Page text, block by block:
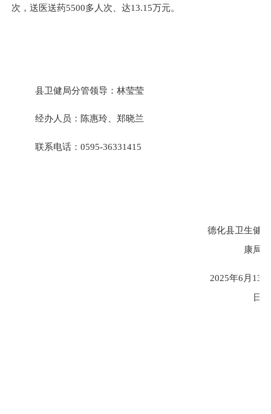
次，送医送药5500多人次、达13.15万元。
县卫健局分管领导：林莹莹
经办人员：陈惠玲、郑晓兰
联系电话： 0595-36331415
德化县卫生健
康局
2025年6月13
日